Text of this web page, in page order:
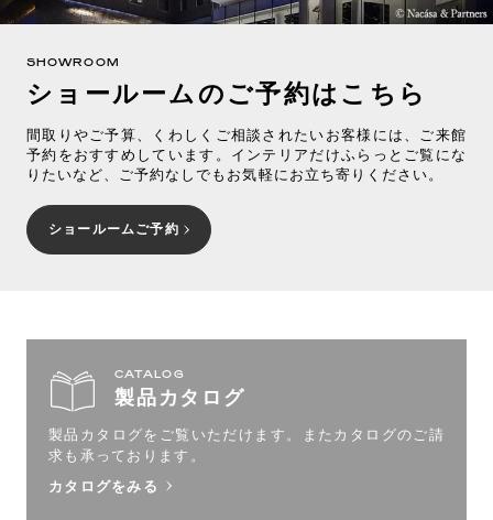
SHOWROOM
ショールームのご予約はこちら
間取りやご予算、くわしくご相談されたいお客様には、ご来館
予約をおすすめしています。インテリアだけふらっとご覧にな
りたいなど、ご予約なしでもお気軽にお立ち寄りください。
ショールームご予約
CATALOG
製品カタログ
製品カタログをご覧いただけます。
またカタログのご請
求も承っております。
カタログをみる